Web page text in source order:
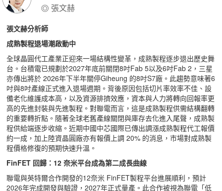
張文赫
張文赫分析師
成熟製程退場潮啟動中
全球晶圓代工產業正迎來一場結構性變革，成熟製程逐步退出歷史舞
台。台積電已規劃於2027年底前關閉8吋Fab 5以及6吋Fab 2，三星
亦傳出將於 2026年下半年關停Giheung 的8吋S7廠。此趨勢意味著6
吋與8吋產線正式進入退場週期。背後原因包括切片率效率不佳、設
備老化維護成本高，以及資源排擠效應，資本與人力將轉向回報率更
高的先進封裝與先進製程。對聯電而言，這是成熟製程供需結構翻轉
的重要轉折點。隨著全球老舊產線關閉與庫存去化進入尾聲，成熟製
程供給端逐步收縮。近期中國中芯國際已傳出調漲成熟製程代工報價
約一成，加上陸資晶圓廠亦有報價上調 20% 的消息，市場對成熟製
程價格修復的預期快速升溫。
FinFET 回歸：12奈米平台成為第二成長曲線
聯電與英特爾合作開發的12奈米 FinFET製程平台進展順利，預計
2026年完成開發與驗證，2027年正式量產。此合作被視為聯電「低